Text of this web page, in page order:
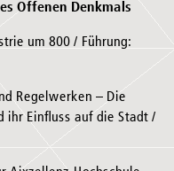
Offenen Denkmals
um 800 / Führung:
Regelwerken – Die
ihr Einfluss auf die Stadt /